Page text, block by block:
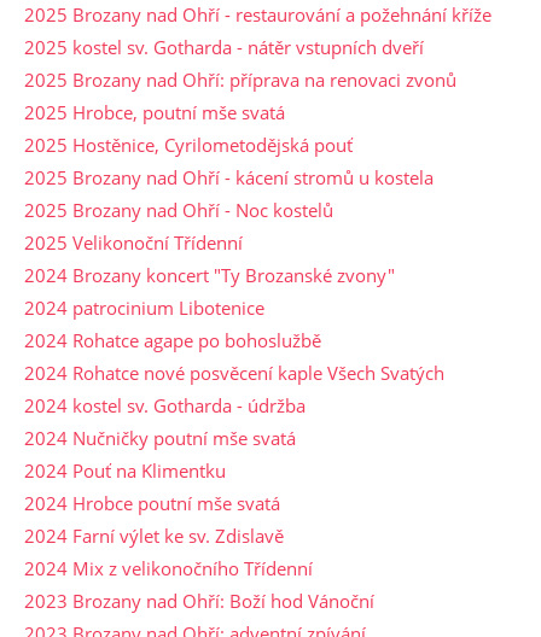
2025 Brozany nad Ohří - restaurování a požehnání kříže
2025 kostel sv. Gotharda - nátěr vstupních dveří
2025 Brozany nad Ohří: příprava na renovaci zvonů
2025 Hrobce, poutní mše svatá
2025 Hostěnice, Cyrilometodějská pouť
2025 Brozany nad Ohří - kácení stromů u kostela
2025 Brozany nad Ohří - Noc kostelů
2025 Velikonoční Třídenní
2024 Brozany koncert "Ty Brozanské zvony"
2024 patrocinium Libotenice
2024 Rohatce agape po bohoslužbě
2024 Rohatce nové posvěcení kaple Všech Svatých
2024 kostel sv. Gotharda - údržba
2024 Nučničky poutní mše svatá
2024 Pouť na Klimentku
2024 Hrobce poutní mše svatá
2024 Farní výlet ke sv. Zdislavě
2024 Mix z velikonočního Třídenní
2023 Brozany nad Ohří: Boží hod Vánoční